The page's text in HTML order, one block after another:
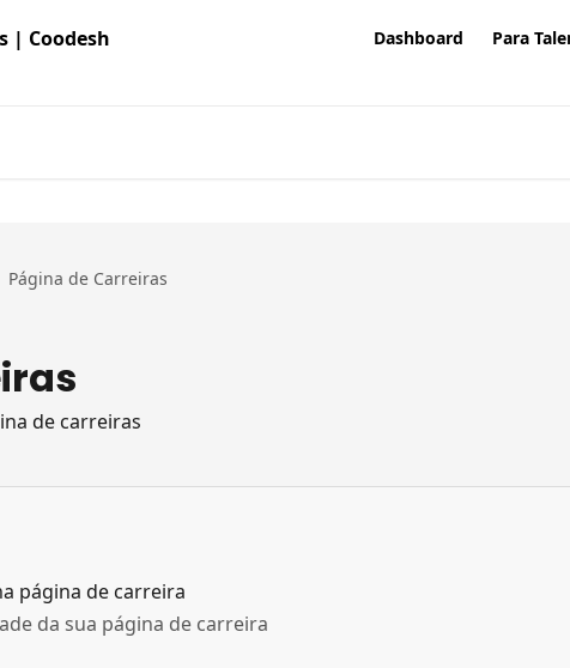
Dashboard Para
Página de Carreiras
de carreiras
página de carreira
da sua página de carreira